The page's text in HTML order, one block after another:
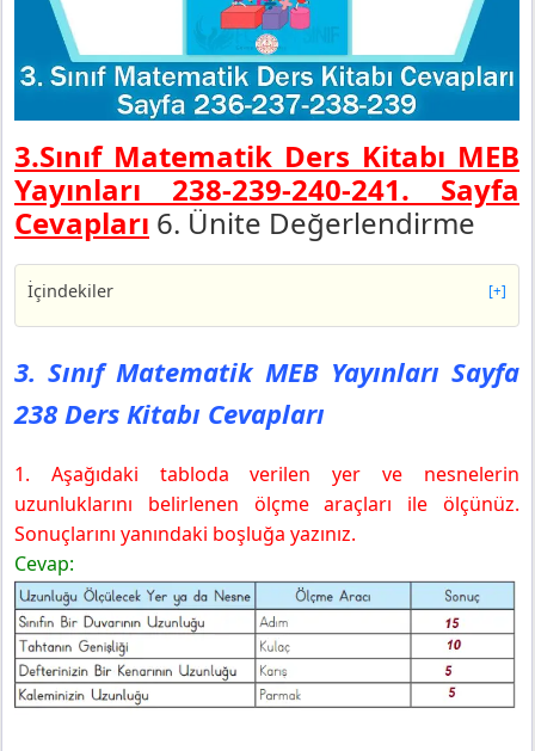
3.Sınıf Matematik Ders Kitabı MEB
Yayınları 238-239-240-241. Sayfa
Cevapları 6. Ünite Değerlendirme
İçindekiler [+]
3. Sınıf Matematik MEB Yayınları Sayfa 238 Ders Kitabı
Cevapları
3. Sınıf Matematik MEB Yayınları Sayfa 239 Ders Kitabı
Cevapları
Cevapları
3. Sınıf Matematik MEB Yayınları Sayfa 241 Ders Kitabı
Cevapları
3. Sınıf Matematik Ders Kitabı 238-239-240-241. Sayfa
Cevapları MEB Yayınları 2025-2026
3. Sınıf Matematik MEB Yayınları Sayfa
238 Ders Kitabı Cevapları
1. Aşağıdaki tabloda verilen yer ve nesnelerin
uzunluklarını belirlenen ölçme araçları ile ölçünüz.
Sonuçlarını yanındaki boşluğa yazınız.
Cevap: